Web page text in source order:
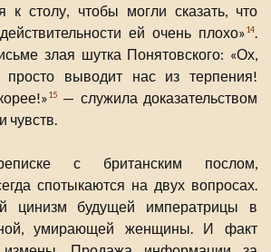
к столу, чтобы могли сказать, что
ей очень плохо»14
злая шутка Понятовского: «Ох,
выводит нас из терпения!
15— служила доказательством
чувств.
с британским послом,
спотыкаются на двух вопросах.
цинизм будущей императрицы в
умирающей женщины. И факт